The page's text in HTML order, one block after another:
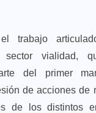
el trabajo
sector vialidad,
del primer
de acciones de
de los distintos